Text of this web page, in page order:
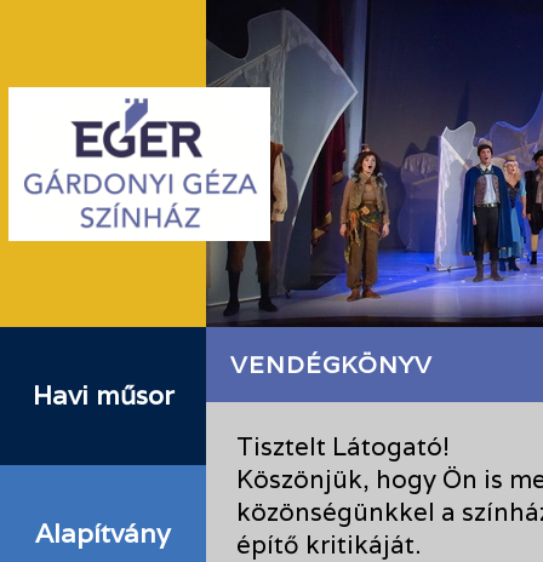
Havi műsor
Alapítvány
VENDÉGKÖNYV
Tisztelt Látogató!
Köszönjük, hogy Ön is
közönségünkkel a
építő kritikáját.